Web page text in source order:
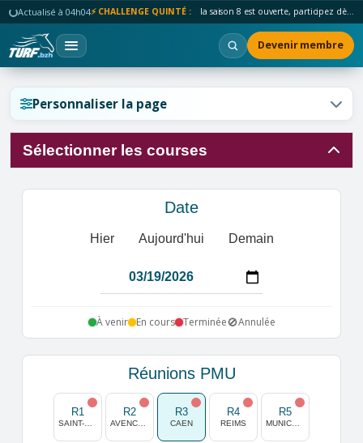
Actualisé à 04h04⚡ CHALLENGE QUINTÉ : la saison 8 est ouverte, participez dès maintenant !
Devenir membre
Personnaliser la page
Sélectionner les courses
Date
Hier Aujourd'hui Demain
À venir En cours Terminée🚫Annulée
Réunions PMU
R1 R2 R3
CAEN
R4
REIMS
R5
Réinitialiser l'affichage ?
Réinitialiser